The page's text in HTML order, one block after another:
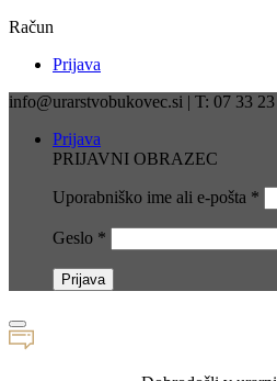
Račun
Prijava
info@urarstvobukovec.si | T: 07 33
Prijava
PRIJAVNI OBRAZEC
Uporabniško ime ali e-pošta *
Geslo *